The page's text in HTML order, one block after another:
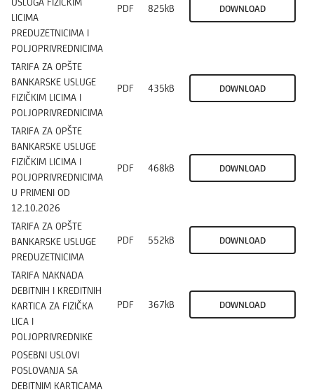
LICIMA
PREDUZETNICIMA I
POLJOPRIVREDNICIMA
PDF 825kB DOWNLOAD
TARIFA ZA OPŠTE
BANKARSKE USLUGE
FIZIČKIM LICIMA I
POLJOPRIVREDNICIMA
PDF 435kB DOWNLOAD
TARIFA ZA OPŠTE
BANKARSKE USLUGE
FIZIČKIM LICIMA I
POLJOPRIVREDNICIMA
U PRIMENI OD
12.10.2026
PDF 468kB DOWNLOAD
TARIFA ZA OPŠTE
BANKARSKE USLUGE
PREDUZETNICIMA
PDF 552kB DOWNLOAD
TARIFA NAKNADA
DEBITNIH I KREDITNIH
KARTICA ZA FIZIČKA
LICA I
POLJOPRIVREDNIKE
PDF 367kB DOWNLOAD
POSEBNI USLOVI
POSLOVANJA SA
DEBITNIM KARTICAMA